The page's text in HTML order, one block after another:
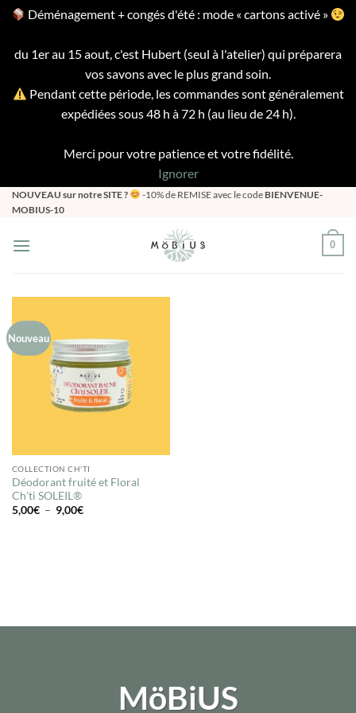
Déménagement + congés d'été : mode « cartons activé »
du 1er au 15 aout, c'est Hubert (seul à l'atelier) qui préparera
vos savons avec le plus grand soin.
Pendant cette période, les commandes sont généralement
expédiées sous 48 h à 72 h (au lieu de 24 h).
Merci pour votre patience et votre fidélité.
Ignorer
Passer
au
NOUVEAU sur notre SITE ? -10% de REMISE avec le code BIENVENUE-
MOBIUS-10
0
Nouveau
COLLECTION CH'TI
Déodorant fruité et Floral
Ch’ti SOLEIL®
5,00€ – 9,00€Plage
MöBiUS